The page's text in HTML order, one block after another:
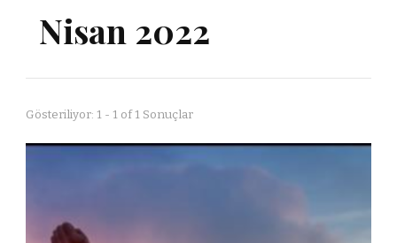
Nisan 2022
Gösteriliyor: 1 - 1 of 1 Sonuçlar